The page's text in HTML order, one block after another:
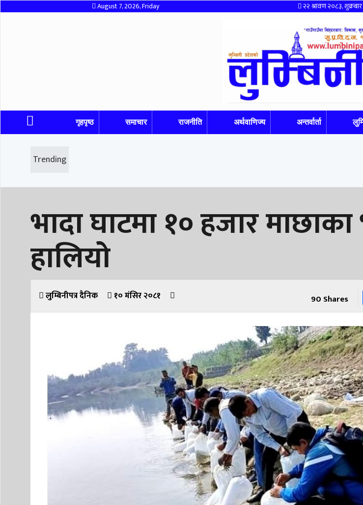
August 7, 2026, Friday २२ श्रावण २०८३, शुक्रबार
गृहपृष्ठ समाचार राजनीति अर्थवाणिज्य अन्तर्वार्ता
Trending
भादा घाटमा १० हजार माछाका
हालियो
लुम्बिनीपत्र दैनिक १० मंसिर २०८१ 90 Shares